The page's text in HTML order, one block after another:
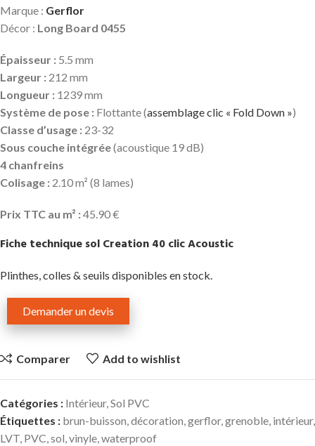
Marque : Gerflor
Décor : Long Board 0455
Épaisseur : 5.5 mm
Largeur : 212 mm
Longueur : 1239 mm
Système de pose : Flottante (assemblage clic « Fold Down »)
Classe d’usage : 23-32
Sous couche intégrée(acoustique 19 dB)
4 chanfreins
Colisage : 2.10 m² (8 lames)
Prix TTC au m² :45.90 €
Fiche technique sol Creation 40 clic Acoustic
Plinthes, colles & seuils disponibles en stock.
Demander un devis
Comparer Add to wishlist
Catégories : Intérieur,Sol PVC
Étiquettes : brun-buisson,décoration,gerflor,grenoble, intérieur,
LVT, PVC,sol,vinyle,waterproof